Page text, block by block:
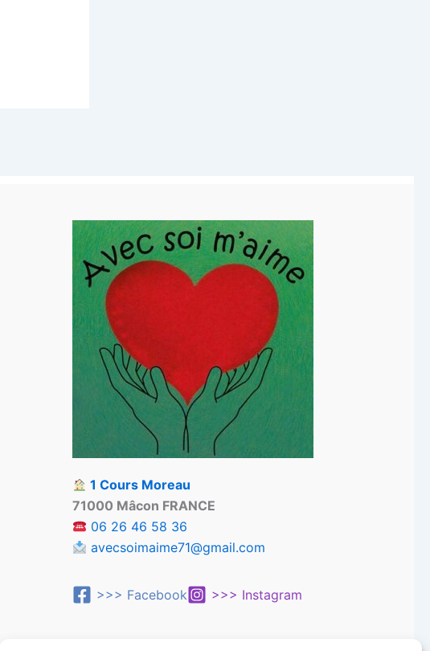
1 Cours Moreau
71000 Mâcon FRANCE
06 26 46 58 36
avecsoimaime71@gmail.com
>>> Facebook >>> Instagram